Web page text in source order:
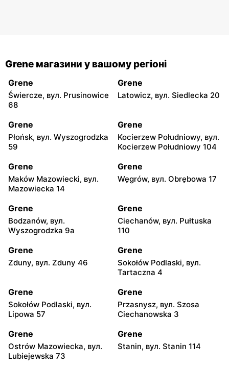
Grene магазини у вашому регіоні
Grene
Świercze, вул. Prusinowice
68
Grene
Latowicz, вул. Siedlecka 20
Grene
Płońsk, вул. Wyszogrodzka
59
Grene
Kocierzew Południowy, вул.
Kocierzew Południowy 104
Grene
Maków Mazowiecki, вул.
Mazowiecka 14
Grene
Węgrów, вул. Obrębowa 17
Grene
Bodzanów, вул.
Wyszogrodzka 9a
Grene
Ciechanów, вул. Pułtuska
110
Grene
Zduny, вул. Zduny 46
Grene
Sokołów Podlaski, вул.
Tartaczna 4
Grene
Sokołów Podlaski, вул.
Lipowa 57
Grene
Przasnysz, вул. Szosa
Ciechanowska 3
Grene
Ostrów Mazowiecka, вул.
Lubiejewska 73
Grene
Stanin, вул. Stanin 114